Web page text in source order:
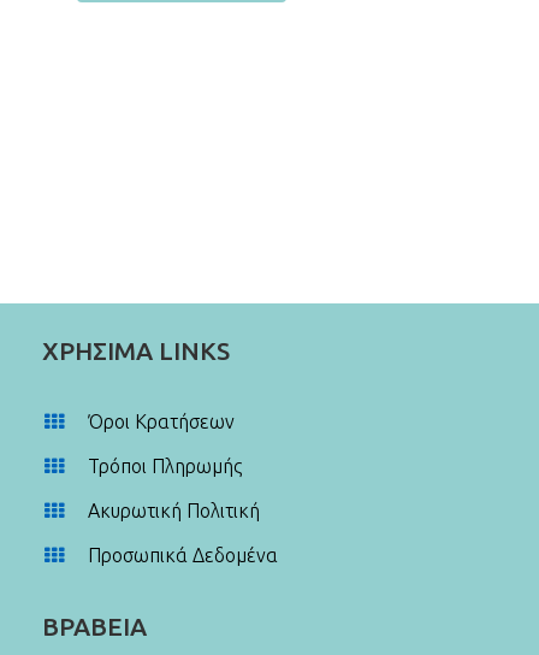
ΧΡΗΣΙΜΑ LINKS
Όροι Κρατήσεων
Τρόποι Πληρωμής
Ακυρωτική Πολιτική
Προσωπικά Δεδομένα
ΒΡΑΒΕΙΑ